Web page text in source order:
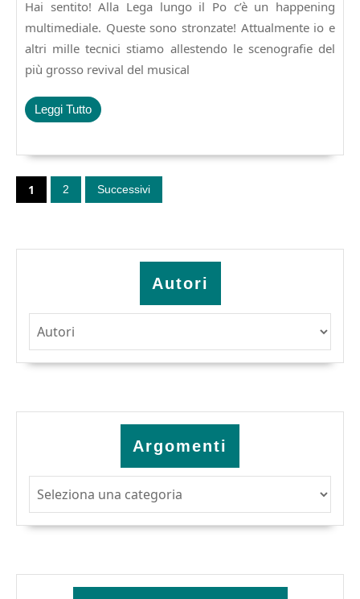
Hai sentito! Alla Lega lungo il Po c’è un happening
multimediale. Queste sono stronzate! Attualmente io e
altri mille tecnici stiamo allestendo le scenografie del
più grosso revival del musical
Leggi TuttoLeggi
Tutto
Paginazione
degli
1 2 Successivi
Autori
Argomenti